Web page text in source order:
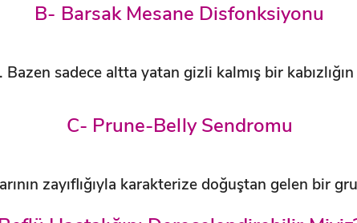
B- Barsak Mesane Disfonksiyonu
sadece altta yatan gizli kalmış bir
C- Prune-Belly Sendromu
zayıflığıyla karakterize doğuştan gelen bir